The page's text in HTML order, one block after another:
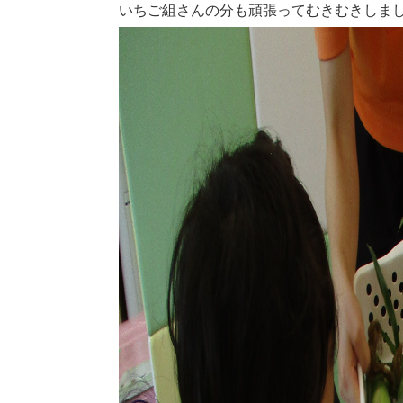
いちご組さんの分も頑張ってむきむきしま